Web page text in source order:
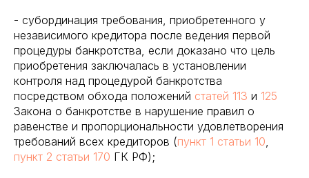
- субординация требования, приобретенного у
независимого кредитора после ведения первой
процедуры банкротства, если доказано что цель
приобретения заключалась в установлении
контроля над процедурой банкротства
посредством обхода положений статей 113 и 125
Закона о банкротстве в нарушение правил о
равенстве и пропорциональности удовлетворения
требований всех кредиторов (пункт 1 статьи 10,
пункт 2 статьи 170 ГК РФ);